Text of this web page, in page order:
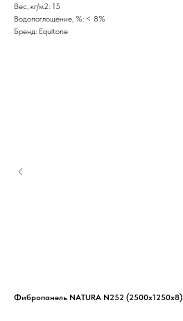
Вес, кг/м2: 15
Водопоглощение, %: < 8%
Бренд: Equitone
Фибропанель NATURA N252 (2500x1250x8)